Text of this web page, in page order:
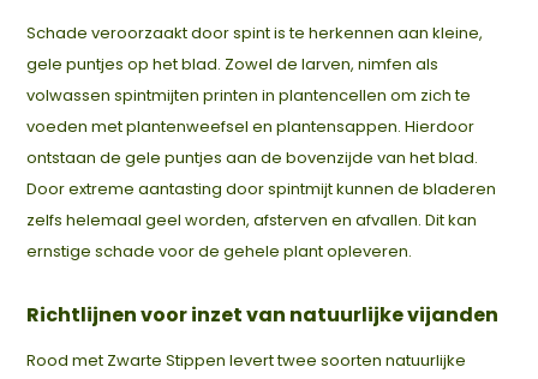
Schade veroorzaakt door spint is te herkennen aan kleine,
gele puntjes op het blad. Zowel de larven, nimfen als
volwassen spintmijten printen in plantencellen om zich te
voeden met plantenweefsel en plantensappen. Hierdoor
ontstaan de gele puntjes aan de bovenzijde van het blad.
Door extreme aantasting door spintmijt kunnen de bladeren
zelfs helemaal geel worden, afsterven en afvallen. Dit kan
ernstige schade voor de gehele plant opleveren.
Richtlijnen voor inzet van natuurlijke vijanden
Rood met Zwarte Stippen levert twee soorten natuurlijke